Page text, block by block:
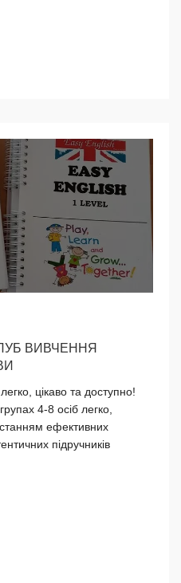
ВИВЧЕННЯ
цікаво та доступно!
4-8 осіб легко,
ефективних
підручників